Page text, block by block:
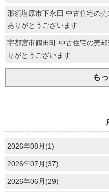
那須塩原市下永田 中古住宅の
ありがとうございます
宇都宮市鶴田町 中古住宅の売
りがとうございます
も
2026年08月(1)
2026年07月(37)
2026年06月(29)